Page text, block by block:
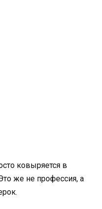
ковыряется в
же не профессия, а